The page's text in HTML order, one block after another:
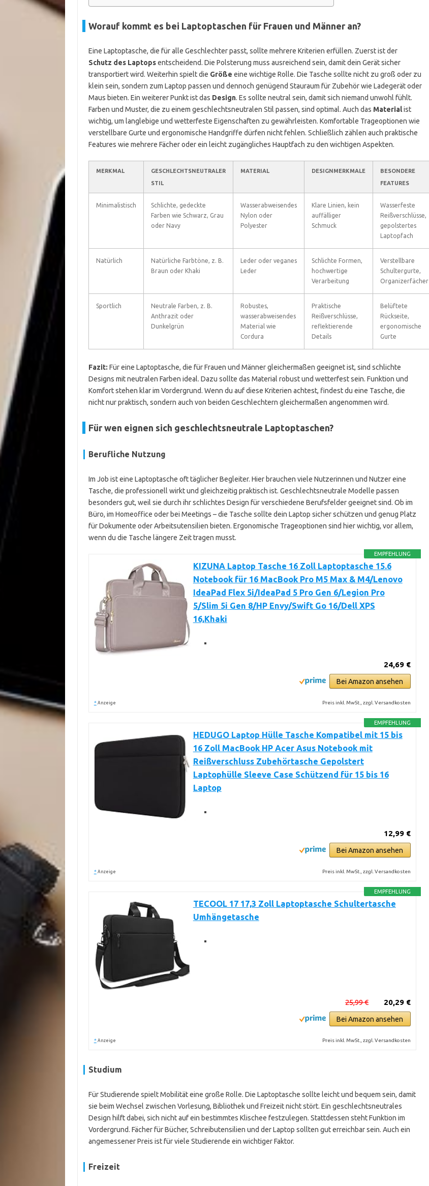
Worauf kommt es bei Laptoptaschen für Frauen und Männer an?
Eine Laptoptasche, die für alle Geschlechter passt, sollte mehrere Kriterien erfüllen. Zuerst ist der
Schutz des Laptopsentscheidend. Die Polsterung muss ausreichend sein, damit dein Gerät sicher
transportiert wird. Weiterhin spielt die Größe eine wichtige Rolle. Die Tasche sollte nicht zu groß oder zu
klein sein, sondern zum Laptop passen und dennoch genügend Stauraum für Zubehör wie Ladegerät oder
Maus bieten. Ein weiterer Punkt ist das Design. Es sollte neutral sein, damit sich niemand unwohl fühlt.
Farben und Muster, die zu einem geschlechtsneutralen Stil passen, sind optimal. Auch das Materialist
wichtig, um langlebige und wetterfeste Eigenschaften zu gewährleisten. Komfortable Trageoptionen wie
verstellbare Gurte und ergonomische Handgriffe dürfen nicht fehlen. Schließlich zählen auch praktische
Features wie mehrere Fächer oder ein leicht zugängliches Hauptfach zu den wichtigen Aspekten.
MERKMAL
GESCHLECHTSNEUTRALER
STIL
MATERIAL DESIGNMERKMALE
BESONDERE
FEATURES
Minimalistisch
Schlichte, gedeckte
Farben wie Schwarz, Grau
oder Navy
Wasserabweisendes
Nylon oder
Polyester
Klare Linien, kein
auffälliger
Schmuck
Wasserfeste
Reißverschlüsse,
gepolstertes
Laptopfach
Natürlich
Natürliche Farbtöne, z. B.
Braun oder Khaki
Leder oder veganes
Leder
Schlichte Formen,
hochwertige
Verarbeitung
Verstellbare
Schultergurte,
Organizerfächer
Sportlich
Neutrale Farben, z. B.
Anthrazit oder
Dunkelgrün
Robustes,
wasserabweisendes
Material wie
Cordura
Praktische
Reißverschlüsse,
reflektierende
Details
Belüftete
Rückseite,
ergonomische
Gurte
Fazit: Für eine Laptoptasche, die für Frauen und Männer gleichermaßen geeignet ist, sind schlichte
Designs mit neutralen Farben ideal. Dazu sollte das Material robust und wetterfest sein. Funktion und
Komfort stehen klar im Vordergrund. Wenn du auf diese Kriterien achtest, findest du eine Tasche, die
nicht nur praktisch, sondern auch von beiden Geschlechtern gleichermaßen angenommen wird.
Für wen eignen sich geschlechtsneutrale Laptoptaschen?
Berufliche Nutzung
Im Job ist eine Laptoptasche oft täglicher Begleiter. Hier brauchen viele Nutzerinnen und Nutzer eine
Tasche, die professionell wirkt und gleichzeitig praktisch ist. Geschlechtsneutrale Modelle passen
besonders gut, weil sie durch ihr schlichtes Design für verschiedene Berufsfelder geeignet sind. Ob im
Büro, im Homeoffice oder bei Meetings – die Tasche sollte dein Laptop sicher schützen und genug Platz
für Dokumente oder Arbeitsutensilien bieten. Ergonomische Trageoptionen sind hier wichtig, vor allem,
wenn du die Tasche längere Zeit tragen musst.
EMPFEHLUNG
KIZUNA Laptop Tasche 16 Zoll Laptoptasche 15.6
Notebook für 16 MacBook Pro M5 Max & M4/Lenovo
IdeaPad Flex 5i/IdeaPad 5 Pro Gen 6/Legion Pro
5/Slim 5i Gen 8/HP Envy/Swift Go 16/Dell XPS
16,Khaki
24,69 €
Bei Amazon ansehen
* Anzeige Preis inkl. MwSt., zzgl. Versandkosten
EMPFEHLUNG
HEDUGO Laptop Hülle Tasche Kompatibel mit 15 bis
16 Zoll MacBook HP Acer Asus Notebook mit
Reißverschluss Zubehörtasche Gepolstert
Laptophülle Sleeve Case Schützend für 15 bis 16
Laptop
12,99 €
Bei Amazon ansehen
* Anzeige Preis inkl. MwSt., zzgl. Versandkosten
EMPFEHLUNG
TECOOL 17 17,3 Zoll Laptoptasche Schultertasche
Umhängetasche
20,29 €
25,99 €
Bei Amazon ansehen
* Anzeige Preis inkl. MwSt., zzgl. Versandkosten
Studium
Für Studierende spielt Mobilität eine große Rolle. Die Laptoptasche sollte leicht und bequem sein, damit
sie beim Wechsel zwischen Vorlesung, Bibliothek und Freizeit nicht stört. Ein geschlechtsneutrales
Design hilft dabei, sich nicht auf ein bestimmtes Klischee festzulegen. Stattdessen steht Funktion im
Vordergrund. Fächer für Bücher, Schreibutensilien und der Laptop sollten gut erreichbar sein. Auch ein
angemessener Preis ist für viele Studierende ein wichtiger Faktor.
Freizeit